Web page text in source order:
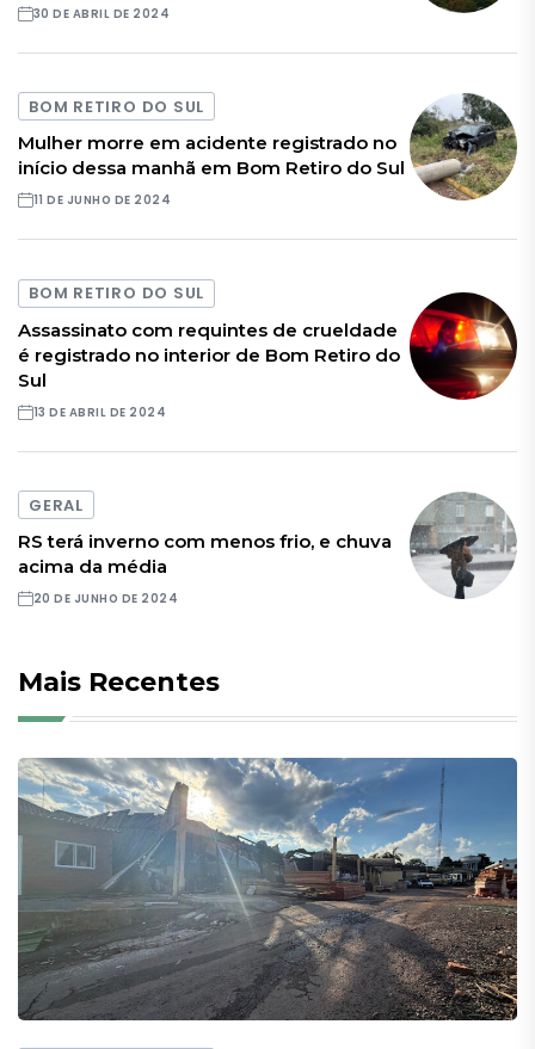
30 DE ABRIL DE 2024
BOM RETIRO DO SUL
Mulher morre em acidente registrado no
início dessa manhã em Bom Retiro do Sul
11 DE JUNHO DE 2024
BOM RETIRO DO SUL
Assassinato com requintes de crueldade
é registrado no interior de Bom Retiro do
Sul
13 DE ABRIL DE 2024
GERAL
RS terá inverno com menos frio, e chuva
acima da média
20 DE JUNHO DE 2024
Mais Recentes